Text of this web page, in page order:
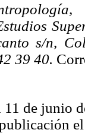
s/n,
39 40.
de junio